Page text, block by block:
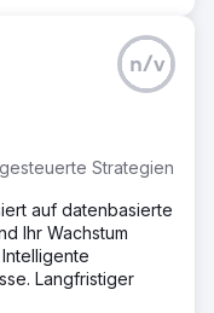
skaliert
Strategien
n/v
auf datenbasierte
Ihr Wachstum
Langfristiger